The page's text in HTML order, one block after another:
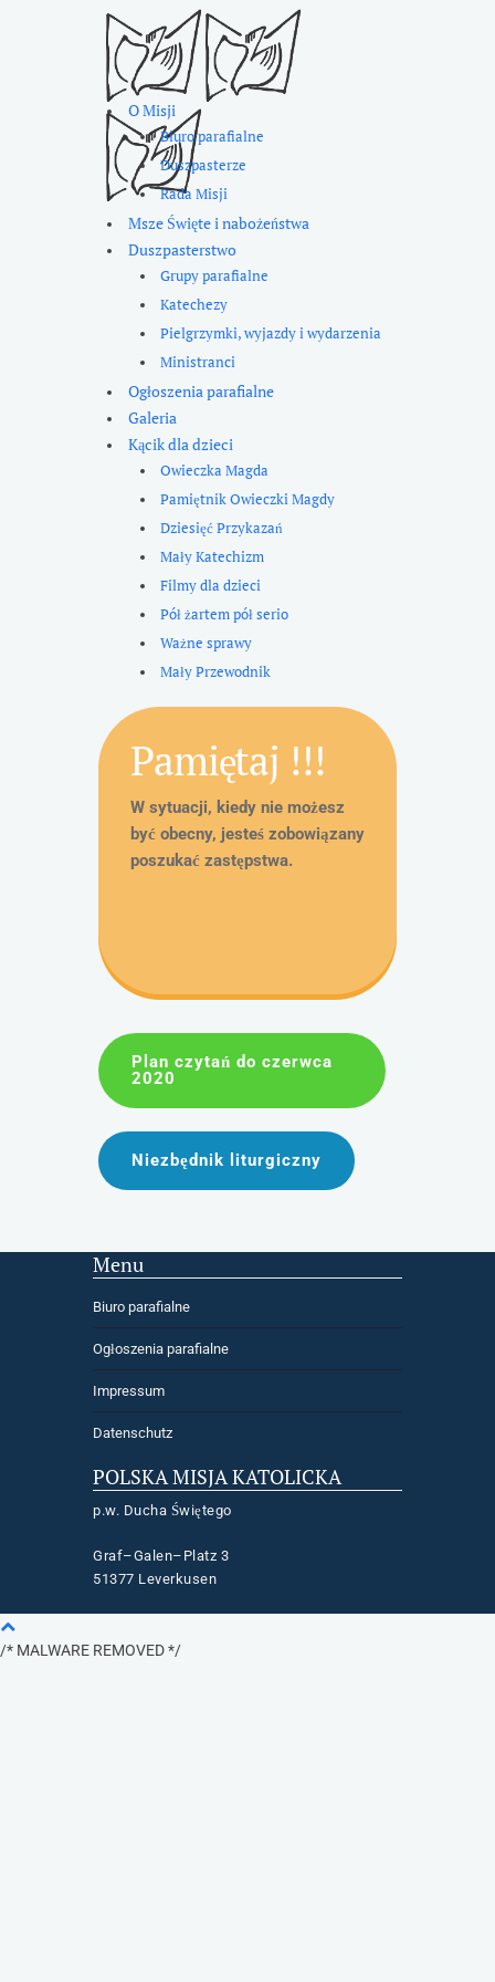
O Misji
Biuro parafialne
Duszpasterze
Rada Misji
Msze Święte i nabożeństwa
Duszpasterstwo
Grupy parafialne
Katechezy
Pielgrzymki, wyjazdy i wydarzenia
Ministranci
Ogłoszenia parafialne
Galeria
Kącik dla dzieci
Owieczka Magda
Pamiętnik Owieczki Magdy
Dziesięć Przykazań
Mały Katechizm
Filmy dla dzieci
Pół żartem pół serio
Ważne sprawy
Mały Przewodnik
Pamiętaj !!!
W sytuacji, kiedy nie możesz
być obecny, jesteś zobowiązany
poszukać zastępstwa.
Plan czytań do czerwca
2020
Niezbędnik liturgiczny
Menu
Biuro parafialne
Ogłoszenia parafialne
Impressum
Datenschutz
POLSKA MISJA KATOLICKA
p.w. Ducha Świętego
Graf–Galen–Platz 3
51377 Leverkusen
/* MALWARE REMOVED */